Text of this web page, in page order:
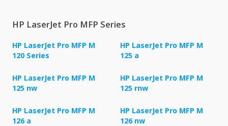
HP LaserJet Pro MFP Series
HP LaserJet Pro MFP M
120 Series
HP LaserJet Pro MFP M
125 a
HP LaserJet Pro MFP M
125 nw
HP LaserJet Pro MFP M
125 rnw
HP LaserJet Pro MFP M
126 a
HP LaserJet Pro MFP M
126 nw